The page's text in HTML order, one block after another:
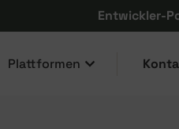
Entwickler-
Plattformen